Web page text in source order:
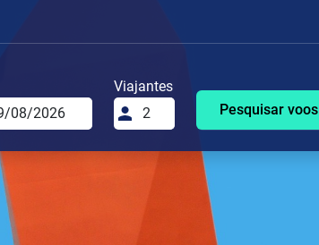
Viajantes
Pesquisar voos